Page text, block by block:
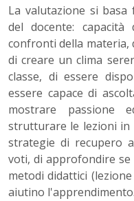
La valutazione si
del docente:
confronti della materia,
di creare un clima
classe, di essere
essere capace di
mostrare passione
strutturare le lezioni in
strategie di recupero
voti, di approfondire
metodi didattici
aiutino l'apprendimento.